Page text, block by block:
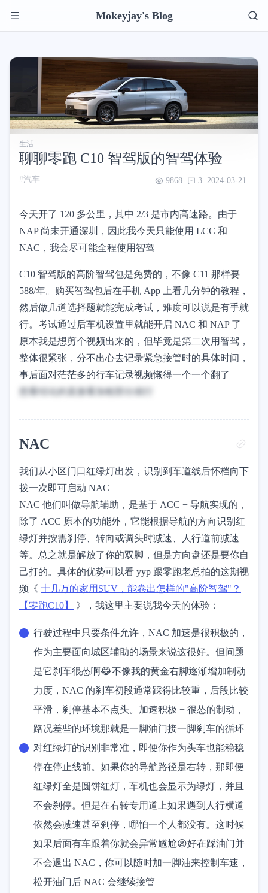
Mokeyjay's Blog
生活
聊聊零跑 C10 智驾版的智驾体验
汽车 9868 3 2024-03-21
今天开了 120 多公里，其中 2/3 是市内高速路。由于
NAP 尚未开通深圳，因此我今天只能使用 LCC 和
NAC，我会尽可能全程使用智驾
C10 智驾版的高阶智驾包是免费的，不像 C11 那样要
588/年。购买智驾包后在手机 App 上看几分钟的教程，
然后做几道选择题就能完成考试，难度可以说是有手就
行。考试通过后车机设置里就能开启 NAC 和 NAP 了
原本我是想剪个视频出来的，但毕竟是第二次用智驾，
整体很紧张，分不出心去记录紧急接管时的具体时间，
事后面对茫茫多的行车记录视频懒得一个一个翻了
想看结论的直接看加粗部分就行
NAC
我们从小区门口红绿灯出发，识别到车道线后怀档向下
拨一次即可启动 NAC
NAC 他们叫做导航辅助，是基于 ACC + 导航实现的，
除了 ACC 原本的功能外，它能根据导航的方向识别红
绿灯并按需刹停、转向或调头时减速、人行道前减速
等。总之就是解放了你的双脚，但是方向盘还是要你自
己打的。具体的优势可以看 yyp 跟零跑老总拍的这期视
频《 十几万的家用SUV，能卷出怎样的"高阶智驾"？
【零跑C10】
》，我这里主要说我今天的体验：
行驶过程中只要条件允许，NAC 加速是很积极的，
作为主要面向城区辅助的场景来说这很好。但问题
是它刹车很怂啊😂不像我的黄金右脚逐渐增加制动
力度，NAC 的刹车初段通常踩得比较重，后段比较
平滑，刹停基本不点头。加速积极 + 很怂的制动，
路况差些的环境那就是一脚油门接一脚刹车的循环
对红绿灯的识别非常准，即便你作为头车也能稳稳
停在停止线前。如果你的导航路径是右转，那即便
红绿灯全是圆饼红灯，车机也会显示为绿灯，并且
不会刹停。但是在右转专用道上如果遇到人行横道
依然会减速甚至刹停，哪怕一个人都没有。这时候
如果后面有车跟着你就会异常尴尬😫好在踩油门并
不会退出 NAC，你可以随时加一脚油来控制车速，
松开油门后 NAC 会继续接管